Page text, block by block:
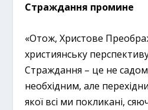
Страждання промине
«Отож, Христове
християнську
Страждання – це не
необхідним, але
якої всі ми покликані,